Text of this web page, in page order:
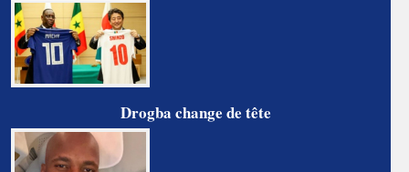
Drogba change de tête